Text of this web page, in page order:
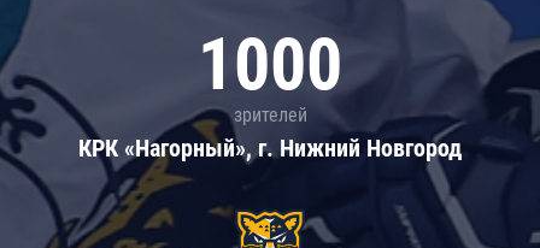
1000
зрителей
КРК «Нагорный», г. Нижний Новгород